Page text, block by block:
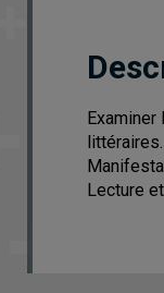
Lecture